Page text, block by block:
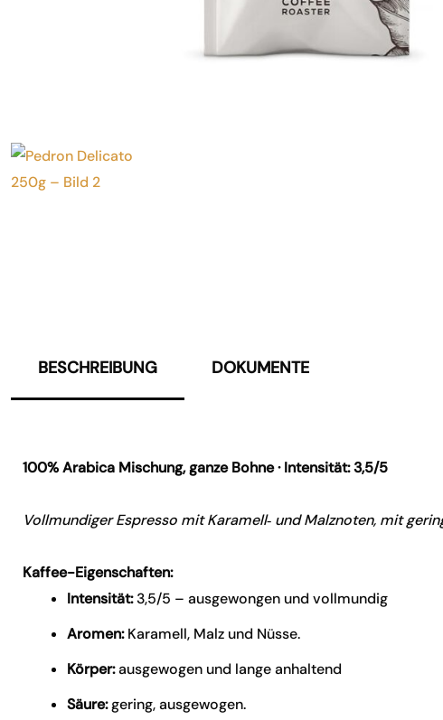
BESCHREIBUNG DOKUMENTE
100% Arabica Mischung, ganze Bohne · Intensität: 3,5/5
Vollmundiger Espresso mit Karamell‑ und Malznoten, mit
Kaffee-Eigenschaften:
Intensität:3,5/5 – ausgewongen und vollmundig
Aromen:Karamell, Malz und Nüsse.
Körper:ausgewogen und lange anhaltend
Säure:gering, ausgewogen.